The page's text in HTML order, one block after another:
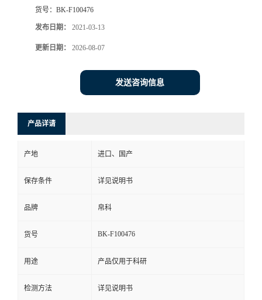
货号： BK-F100476
发布日期： 2021-03-13
更新日期： 2026-08-07
发送咨询信息
产品详请
产地 进口、国产
保存条件 详见说明书
品牌 帛科
货号 BK-F100476
用途 产品仅用于科研
检测方法 详见说明书